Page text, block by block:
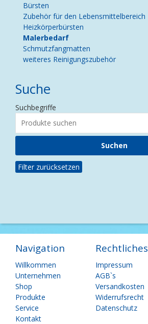
Bürsten
Zubehör für den Lebensmittelbereich
Heizkörperbürsten
Malerbedarf
Schmutzfangmatten
weiteres Reinigungszubehör
Suche
Suchbegriffe
Filter zurücksetzen
Navigation
Navigation
überspringen
Willkommen
Unternehmen
Shop
Produkte
Service
Kontakt
Rechtliches
Navigation
überspringen
Impressum
AGB`s
Versandkosten
Widerrufsrecht
Datenschutz